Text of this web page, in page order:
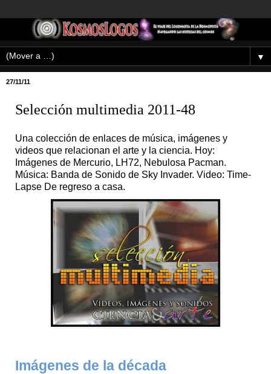
▼
27/11/11
Selección multimedia 2011-48
Una colección de enlaces de música, imágenes y
videos que relacionan el arte y la ciencia. Hoy:
Imágenes de Mercurio, LH72, Nebulosa Pacman.
Música: Banda de Sonido de Sky Invader. Video: Time-
Lapse De regreso a casa.
Imágenes de la década